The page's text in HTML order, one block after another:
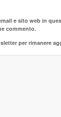
e sito web in
commento.
per rimanere